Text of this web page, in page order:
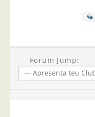
Forum Jump: